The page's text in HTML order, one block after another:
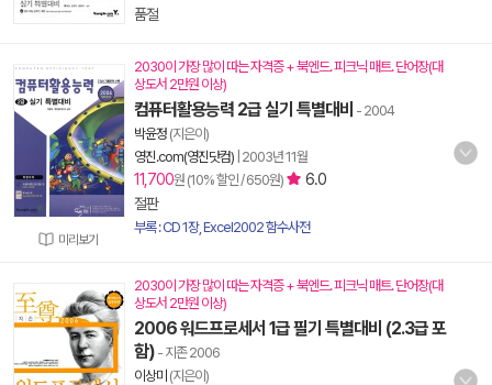
품절
미리보기
2030이 가장 많이 따는 자격증 + 북엔드. 피크닉 매트. 단어장(대
상도서 2만원 이상)
컴퓨터활용능력 2급 실기 특별대비 - 2004
박윤정 (지은이)
영진.com(영진닷컴) 2003년 11월
11,700원 (10% 할인 / 650원)
6.0
절판
부록 : CD 1장, Excel2002 함수사전
2030이 가장 많이 따는 자격증 + 북엔드. 피크닉 매트. 단어장(대
상도서 2만원 이상)
2006 워드프로세서 1급 필기 특별대비 (2.3급 포
함) - 지존 2006
이상미 (지은이)